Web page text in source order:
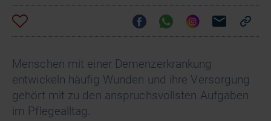
Menschen mit einer Demenzerkrankung
entwickeln häufig Wunden und ihre Versorgung
gehört mit zu den anspruchsvollsten Aufgaben
im Pflegealltag.